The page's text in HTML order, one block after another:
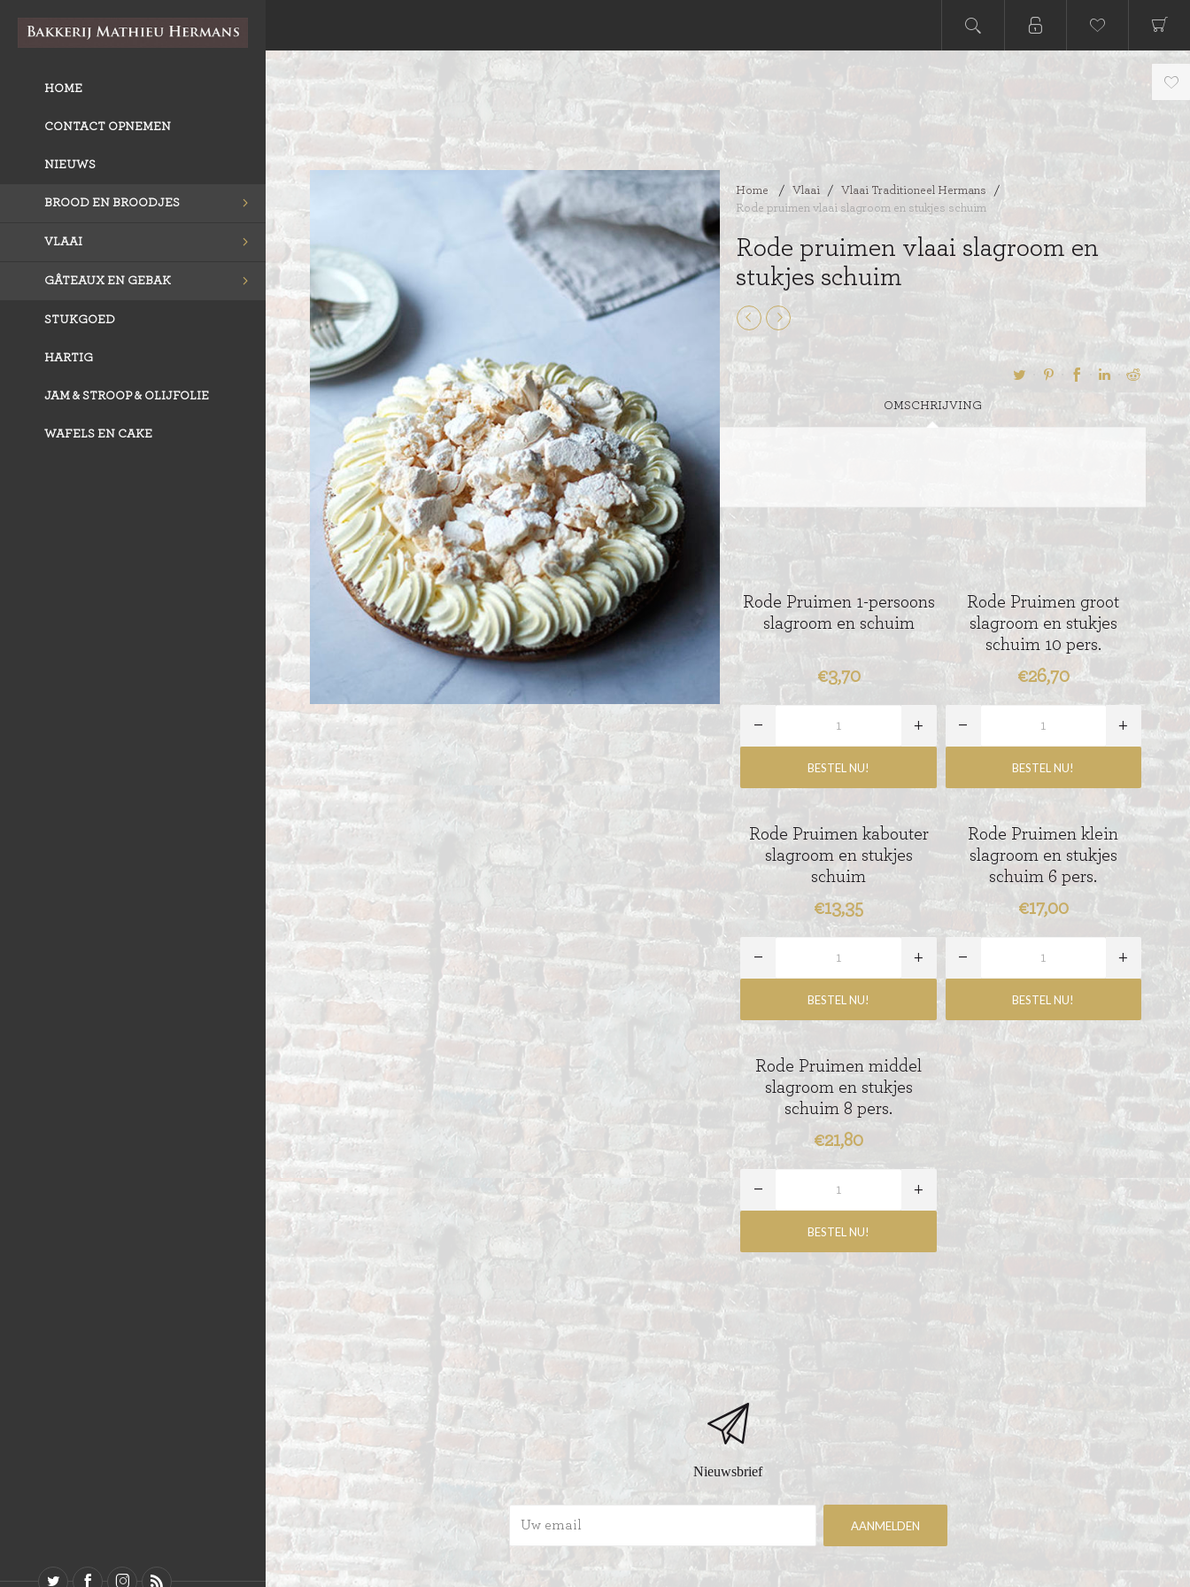
HOME
CONTACT OPNEMEN
NIEUWS
BROOD EN BROODJES
VLOERBROOD
BUSBRODEN
BROODJES
CROISSANTS
VLAAI
VLAAI TRADITIONEEL
RIJSTEVLAAI
VLAAI RASTER
SEIZOEN VLAAI
GÂTEAUX EN GEBAK
GEBAKJES
SLAGROOMTAARTEN
CRÈME AU BEURE
TAARTEN
MOKKA TAARTEN
MERENGUE TAARTEN
ROYAL TAARTEN
BAVAROISE TAARTEN
STUKGOED
HARTIG
JAM & STROOP & OLIJFOLIE
WAFELS EN CAKE
Home / Vlaai / Vlaai Traditioneel Hermans
/
Rode pruimen vlaai slagroom en stukjes schuim
Rode pruimen vlaai slagroom en
stukjes schuim
OMSCHRIJVING
Rode Pruimen 1-persoons
slagroom en schuim
€3,70
Rode Pruimen groot
slagroom en stukjes
schuim 10 pers.
€26,70
Rode Pruimen kabouter
slagroom en stukjes
schuim
€13,35
Rode Pruimen klein
slagroom en stukjes
schuim 6 pers.
€17,00
Rode Pruimen middel
slagroom en stukjes
schuim 8 pers.
€21,80
Nieuwsbrief